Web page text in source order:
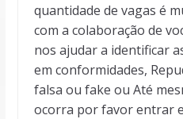
quantidade de vagas é
com a colaboração de
nos ajudar a identificar
em conformidades,
falsa ou fake ou Até
ocorra por favor entrar